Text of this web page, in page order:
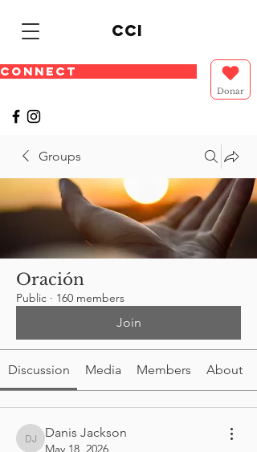
cci
CONNECT
Donar
Groups
Oración
Public · 160 members
Join
Discussion Media Members About
Danis Jackson
Danis Jackson
May 18, 2026